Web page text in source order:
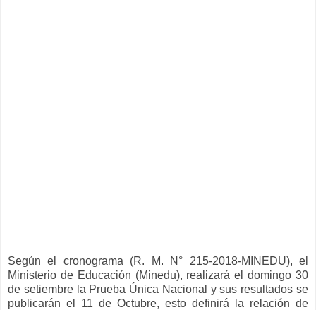
Según el cronograma (R. M. N° 215-2018-MINEDU), el
Ministerio de Educación (Minedu), realizará el domingo 30
de setiembre la Prueba Única Nacional y sus resultados se
publicarán el 11 de Octubre, esto definirá la relación de